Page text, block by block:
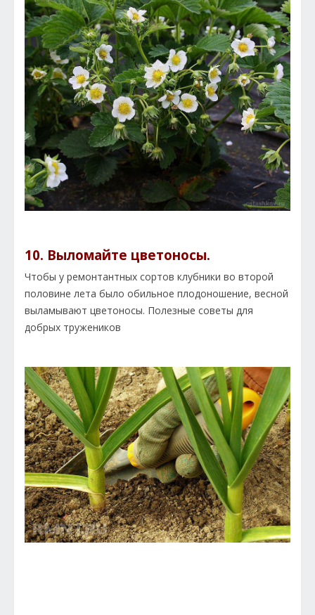
10. Выломайте цветоносы.
Чтобы у ремонтантных сортов клубники во второй
половине лета было обильное плодоношение, весной
выламывают цветоносы. Полезные советы для
добрых тружеников